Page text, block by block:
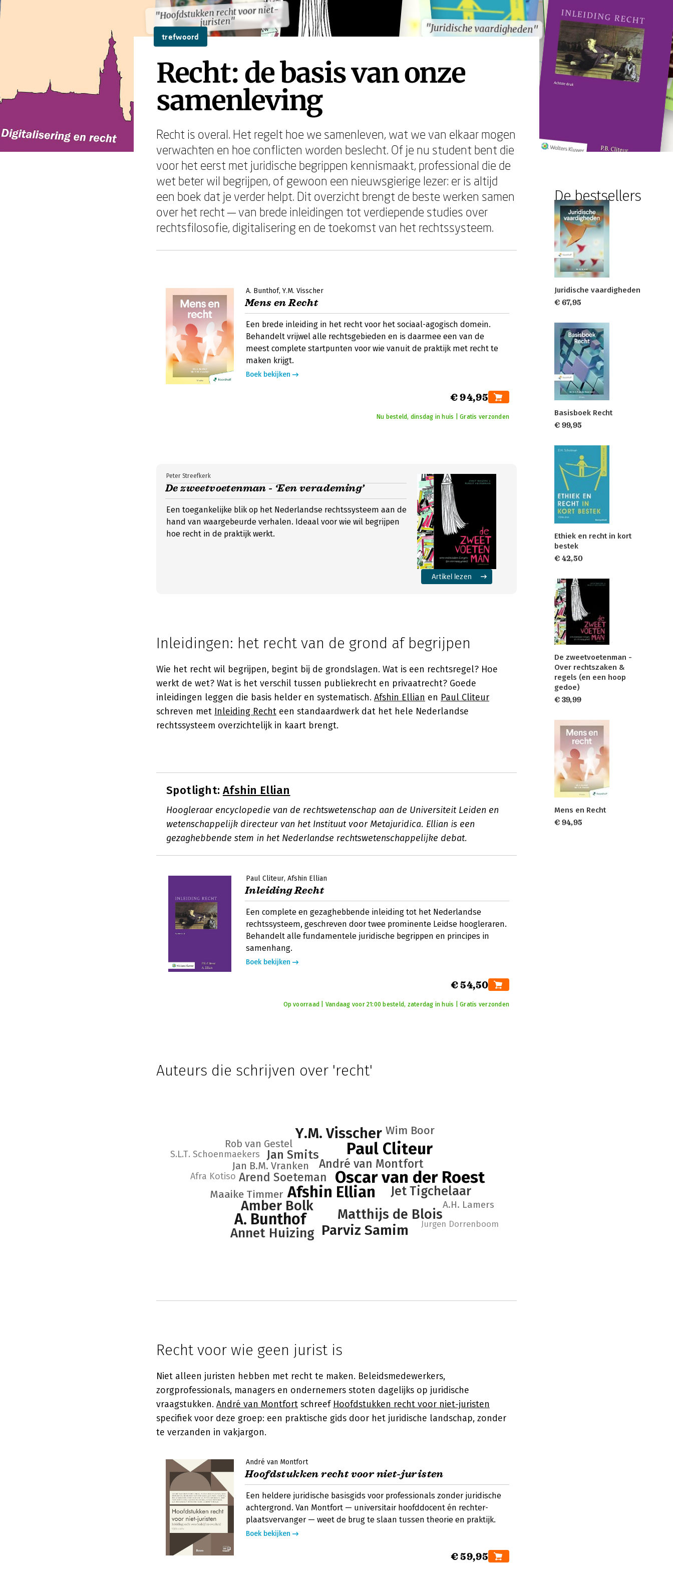
"Hoofdstukken recht voor niet-
juristen"
"Juridische vaardigheden"
"Hoofdstukken recht voor niet-
juristen"
"Juridische vaardigheden"
trefwoord
Recht: de basis van onze
samenleving
Recht is overal. Het regelt hoe we samenleven, wat we van elkaar mogen
verwachten en hoe conflicten worden beslecht. Of je nu student bent die
voor het eerst met juridische begrippen kennismaakt, professional die de
wet beter wil begrijpen, of gewoon een nieuwsgierige lezer: er is altijd
een boek dat je verder helpt. Dit overzicht brengt de beste werken samen
over het recht — van brede inleidingen tot verdiepende studies over
rechtsfilosofie, digitalisering en de toekomst van het rechtssysteem.
A. Bunthof Y.M. Visscher
Mens en Recht
Een brede inleiding in het recht voor het sociaal-agogisch domein.
Behandelt vrijwel alle rechtsgebieden en is daarmee een van de
meest complete startpunten voor wie vanuit de praktijk met recht te
maken krijgt.
Boek bekijken
€ 94,95
Nu besteld, dinsdag in huis | Gratis verzonden
De zweetvoetenman - ‘Een verademing’
Peter Streefkerk
Een toegankelijke blik op het Nederlandse rechtssysteem aan de
hand van waargebeurde verhalen. Ideaal voor wie wil begrijpen
hoe recht in de praktijk werkt.
Artikel lezen
Inleidingen: het recht van de grond af begrijpen
Wie het recht wil begrijpen, begint bij de grondslagen. Wat is een rechtsregel? Hoe
werkt de wet? Wat is het verschil tussen publiekrecht en privaatrecht? Goede
inleidingen leggen die basis helder en systematisch. Afshin Ellian en Paul Cliteur
schreven met Inleiding Recht een standaardwerk dat het hele Nederlandse
rechtssysteem overzichtelijk in kaart brengt.
Spotlight: Afshin Ellian
Hoogleraar encyclopedie van de rechtswetenschap aan de Universiteit Leiden en
wetenschappelijk directeur van het Instituut voor Metajuridica. Ellian is een
gezaghebbende stem in het Nederlandse rechtswetenschappelijke debat.
Paul Cliteur Afshin Ellian
Inleiding Recht
Een complete en gezaghebbende inleiding tot het Nederlandse
rechtssysteem, geschreven door twee prominente Leidse hoogleraren.
Behandelt alle fundamentele juridische begrippen en principes in
samenhang.
Boek bekijken
€ 54,50
Op voorraad | Vandaag voor 21:00 besteld, zaterdag in huis | Gratis verzonden
Auteurs die schrijven over 'recht'
Oscar van der Roest
Paul Cliteur
Afshin Ellian
A. Bunthof
Y.M. Visscher
Parviz Samim
Amber Bolk
Matthijs de Blois
Annet Huizing
Jet Tigchelaar
Jan Smits
André van Montfort
Arend Soeteman
Wim Boor
Maaike Timmer
Jan B.M. Vranken
Rob van Gestel
A.H. Lamers
S.L.T. Schoenmaekers
Afra Kotiso
Jurgen Dorrenboom
Recht voor wie geen jurist is
Niet alleen juristen hebben met recht te maken. Beleidsmedewerkers,
zorgprofessionals, managers en ondernemers stoten dagelijks op juridische
vraagstukken. André van Montfort schreef Hoofdstukken recht voor niet-juristen
specifiek voor deze groep: een praktische gids door het juridische landschap, zonder
te verzanden in vakjargon.
André van Montfort
Hoofdstukken recht voor niet-juristen
Een heldere juridische basisgids voor professionals zonder juridische
achtergrond. Van Montfort — universitair hoofddocent én rechter-
plaatsvervanger — weet de brug te slaan tussen theorie en praktijk.
Boek bekijken
€ 59,95
De bestsellers
Juridische vaardigheden
€ 67,95
Basisboek Recht
€ 99,95
Ethiek en recht in kort
bestek
€ 42,50
De zweetvoetenman -
Over rechtszaken &
regels (en een hoop
gedoe)
€ 39,99
Mens en Recht
€ 94,95